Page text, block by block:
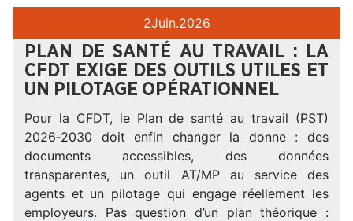
2Juin.2026
PLAN DE SANTÉ AU TRAVAIL : LA
CFDT EXIGE DES OUTILS UTILES ET
UN PILOTAGE OPÉRATIONNEL
Pour la CFDT, le Plan de santé au travail (PST)
2026‑2030 doit enfin changer la donne : des
documents accessibles, des données
transparentes, un outil AT/MP au service des
agents et un pilotage qui engage réellement les
employeurs. Pas question d’un plan théorique :